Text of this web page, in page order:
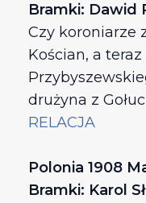
Bramki: Dawid
Czy koroniarze
Kościan, a
drużyna z
RELACJA
Polonia 1908
Bramki: Karol